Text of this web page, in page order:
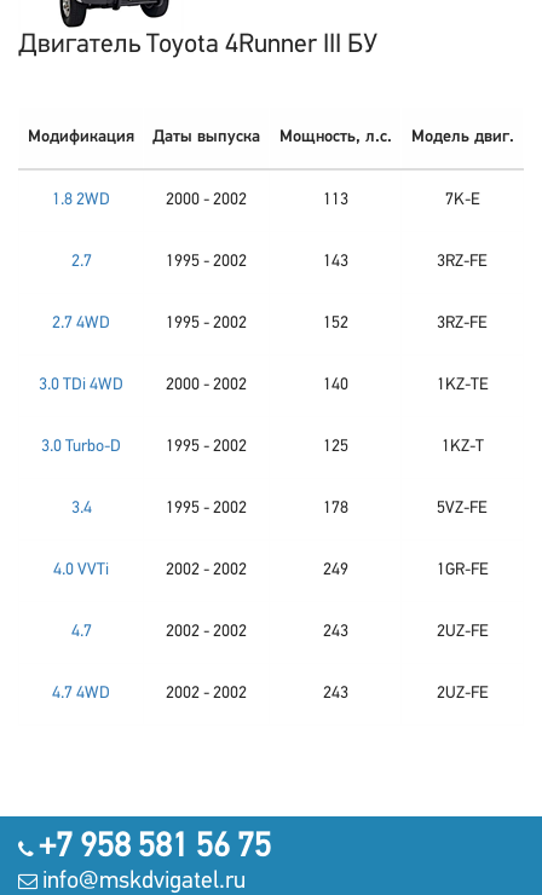
Двигатель Toyota 4Runner III БУ
Модификация Даты выпуска Мощность, л.с. Модель двиг.
1.8 2WD 2000 - 2002 113 7K-E
2.7 1995 - 2002 143 3RZ-FE
2.7 4WD 1995 - 2002 152 3RZ-FE
3.0 TDi 4WD 2000 - 2002 140 1KZ-TE
3.0 Turbo-D 1995 - 2002 125 1KZ-T
3.4 1995 - 2002 178 5VZ-FE
4.0 VVTi 2002 - 2002 249 1GR-FE
4.7 2002 - 2002 243 2UZ-FE
4.7 4WD 2002 - 2002 243 2UZ-FE
+7 958 581 56 75
info@mskdvigatel.ru